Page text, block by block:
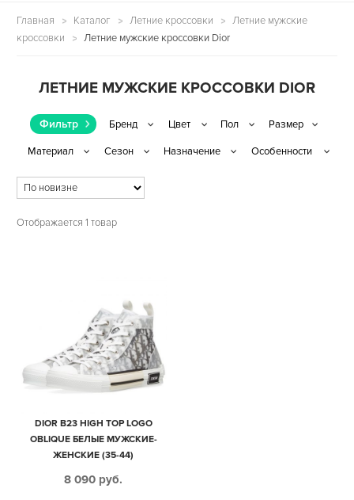
Главная Каталог Летние кроссовки
Летние мужские
кроссовки
Летние мужские кроссовки Dior
ЛЕТНИЕ МУЖСКИЕ КРОССОВКИ DIOR
Фильтр
Отображается 1 товар
DIOR B23 HIGH TOP LOGO
OBLIQUE БЕЛЫЕ МУЖСКИЕ-
ЖЕНСКИЕ (35-44)
8 090 руб.